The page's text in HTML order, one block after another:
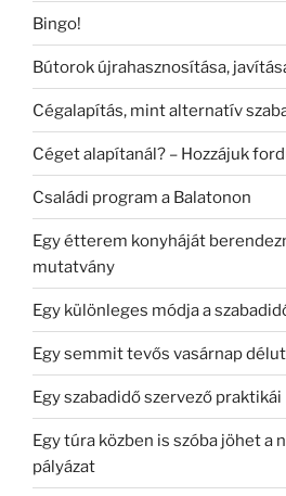
Bingo!
Bútorok újrahasznosítása,
Cégalapítás, mint alternatív
Céget alapítanál? – Hozzájuk
Családi program a Balatonon
Egy étterem konyháját
mutatvány
Egy különleges módja a
Egy semmit tevős vasárnap
Egy szabadidő szervező praktikái
Egy túra közben is szóba jöhet a
pályázat